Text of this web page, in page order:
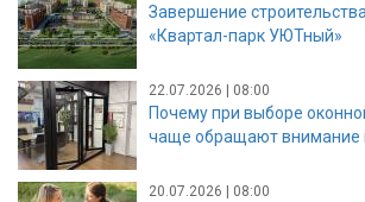
Завершение
«Квартал-парк УЮТный»
22.07.2026 | 08:00
Почему при выборе
чаще обращают внимание
20.07.2026 | 08:00